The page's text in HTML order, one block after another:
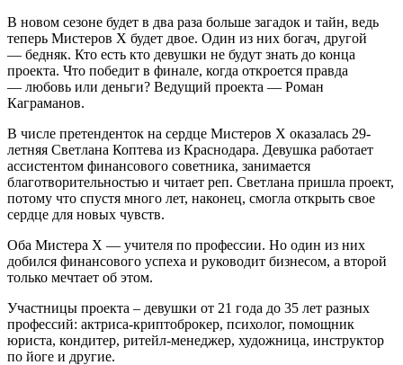
В новом сезоне будет в два раза больше загадок и тайн, ведь
теперь Мистеров Х будет двое. Один из них богач, другой
— бедняк. Кто есть кто девушки не будут знать до конца
проекта. Что победит в финале, когда откроется правда
— любовь или деньги? Ведущий проекта — Роман
Каграманов.
В числе претенденток на сердце Мистеров Х оказалась 29-
летняя Светлана Коптева из Краснодара. Девушка работает
ассистентом финансового советника, занимается
благотворительностью и читает реп. Светлана пришла проект,
потому что спустя много лет, наконец, смогла открыть свое
сердце для новых чувств.
Оба Мистера Х — учителя по профессии. Но один из них
добился финансового успеха и руководит бизнесом, а второй
только мечтает об этом.
Участницы проекта – девушки от 21 года до 35 лет разных
профессий: актриса-криптоброкер, психолог, помощник
юриста, кондитер, ритейл-менеджер, художница, инструктор
по йоге и другие.